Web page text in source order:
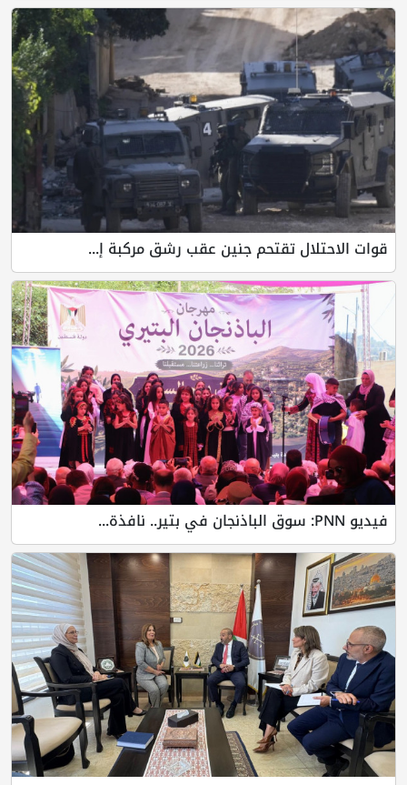
قوات الاحتلال تقتحم جنين عقب رشق مركبة إ...
فيديو PNN: سوق الباذنجان في بتير.. نافذة...